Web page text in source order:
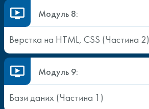
Модуль 8:
Верстка на HTML, CSS (Частина 2)
Модуль 9:
Бази даних (Частина 1)